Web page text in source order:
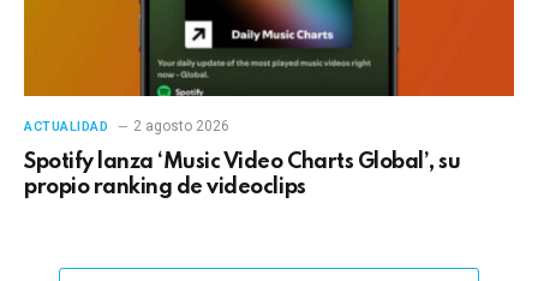
ACTUALIDAD 2 agosto 2026
Spotify lanza ‘Music Video Charts Global’, su
propio ranking de videoclips